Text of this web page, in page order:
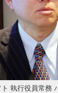
執行役員常務